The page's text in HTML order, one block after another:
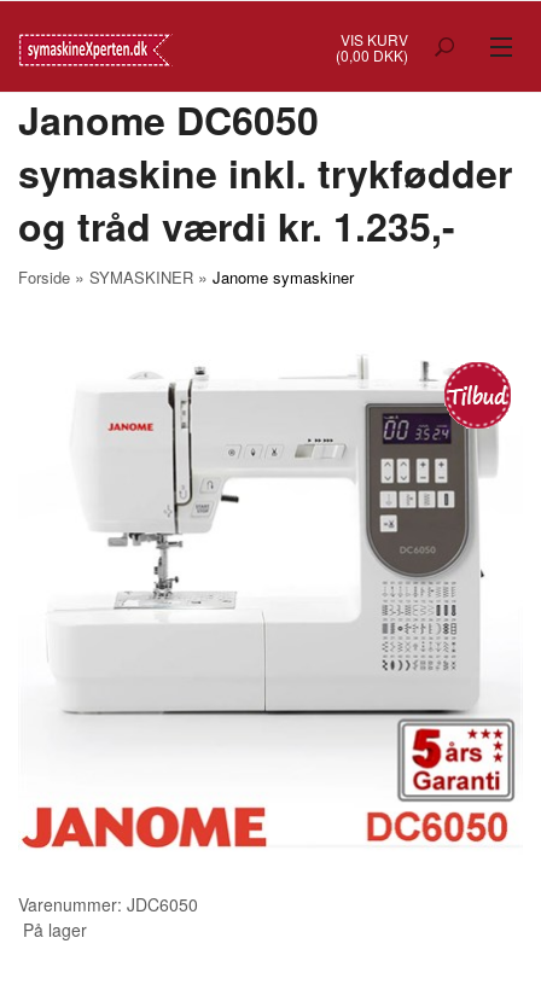
VIS KURV
(0,00 DKK)
TILBUD
OVERLOCK
BRUGTE/DEMO
SYTILBEHØR
Janome DC6050
symaskine inkl. trykfødder
og tråd værdi kr. 1.235,-
Forside » SYMASKINER » Janome symaskiner
Varenummer: JDC6050
På lager